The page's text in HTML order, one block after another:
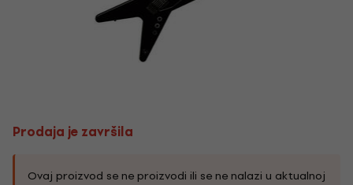
Prodaja je završila
Ovaj proizvod se ne proizvodi ili se ne nalazi u aktualnoj